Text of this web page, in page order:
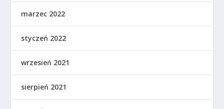
marzec 2022
styczeń 2022
wrzesień 2021
sierpień 2021